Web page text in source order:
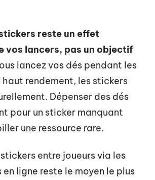
reste un effet
vos lancers, pas un objectif
lancez vos dés pendant les
haut rendement, les stickers
Dépenser des dés
pour un sticker manquant
une ressource rare.
entre joueurs via les
ligne reste le moyen le plus